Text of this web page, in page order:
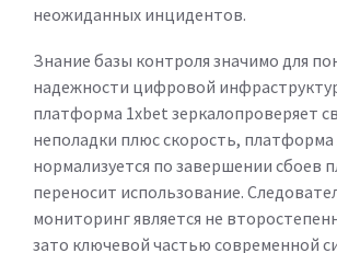
неожиданных инцидентов.
Знание базы контроля значимо для
надежности цифровой
платформа 1xbet зеркалопроверяет
неполадки плюс скорость, платформа
нормализуется по завершении сбоев
переносит использование.
мониторинг является не
зато ключевой частью современной